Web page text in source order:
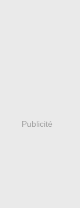
Publicité